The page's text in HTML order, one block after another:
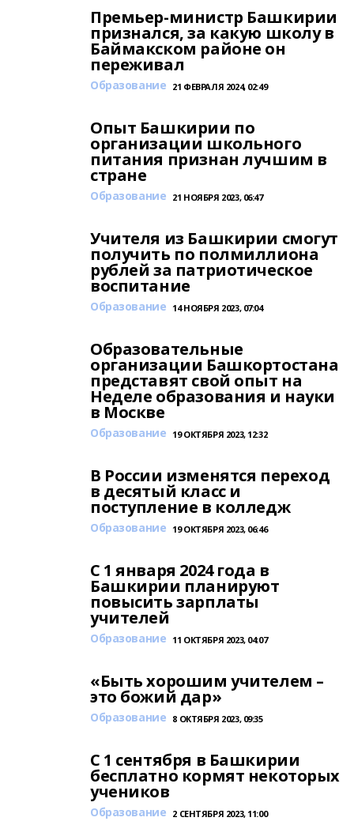
Премьер-министр Башкирии
признался, за какую школу в
Баймакском районе он
переживал
Образование 21 ФЕВРАЛЯ 2024, 02:49
Опыт Башкирии по
организации школьного
питания признан лучшим в
стране
Образование 21 НОЯБРЯ 2023, 06:47
Учителя из Башкирии смогут
получить по полмиллиона
рублей за патриотическое
воспитание
Образование 14 НОЯБРЯ 2023, 07:04
Образовательные
организации Башкортостана
представят свой опыт на
Неделе образования и науки
в Москве
Образование 19 ОКТЯБРЯ 2023, 12:32
В России изменятся переход
в десятый класс и
поступление в колледж
Образование 19 ОКТЯБРЯ 2023, 06:46
С 1 января 2024 года в
Башкирии планируют
повысить зарплаты
учителей
Образование 11 ОКТЯБРЯ 2023, 04:07
«Быть хорошим учителем –
это божий дар»
Образование 8 ОКТЯБРЯ 2023, 09:35
С 1 сентября в Башкирии
бесплатно кормят некоторых
учеников
Образование 2 СЕНТЯБРЯ 2023, 11:00